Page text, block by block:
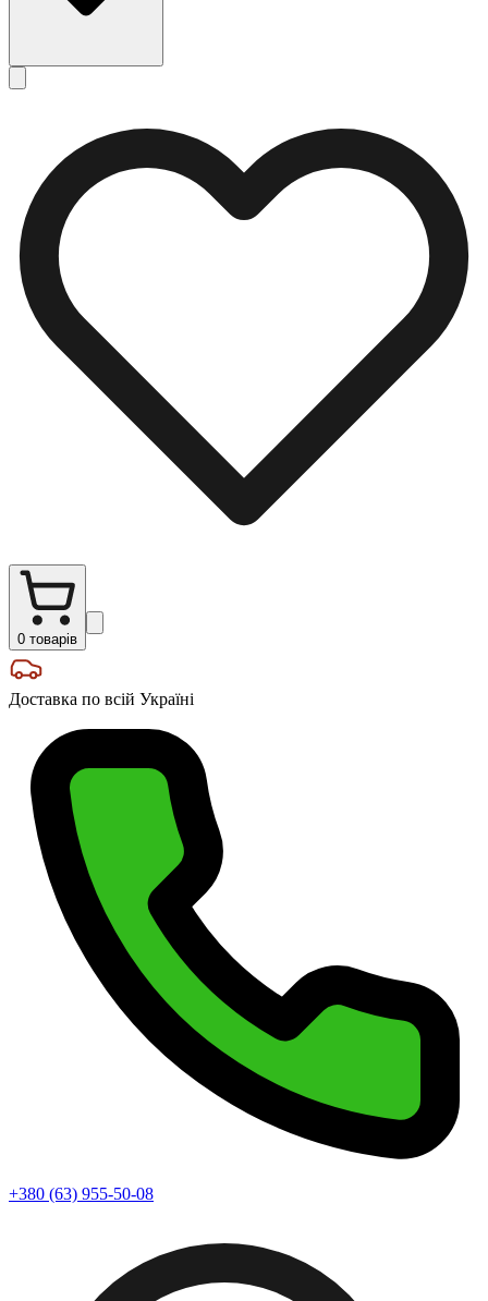
0 товарів
Доставка по всій Україні
+380 (63) 955-50-08